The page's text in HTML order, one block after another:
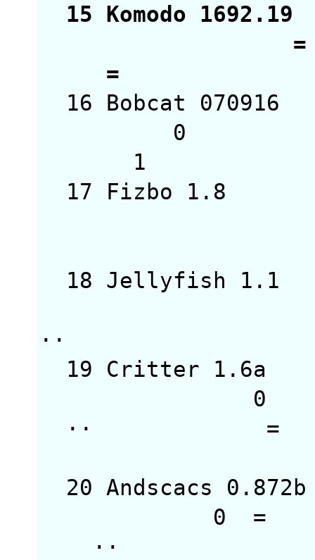
15 Komodo
=
16 Bobcat
0
17 Fizbo 1.8
18 Jellyfish
··
19 Critter
··
20 Andscacs
0